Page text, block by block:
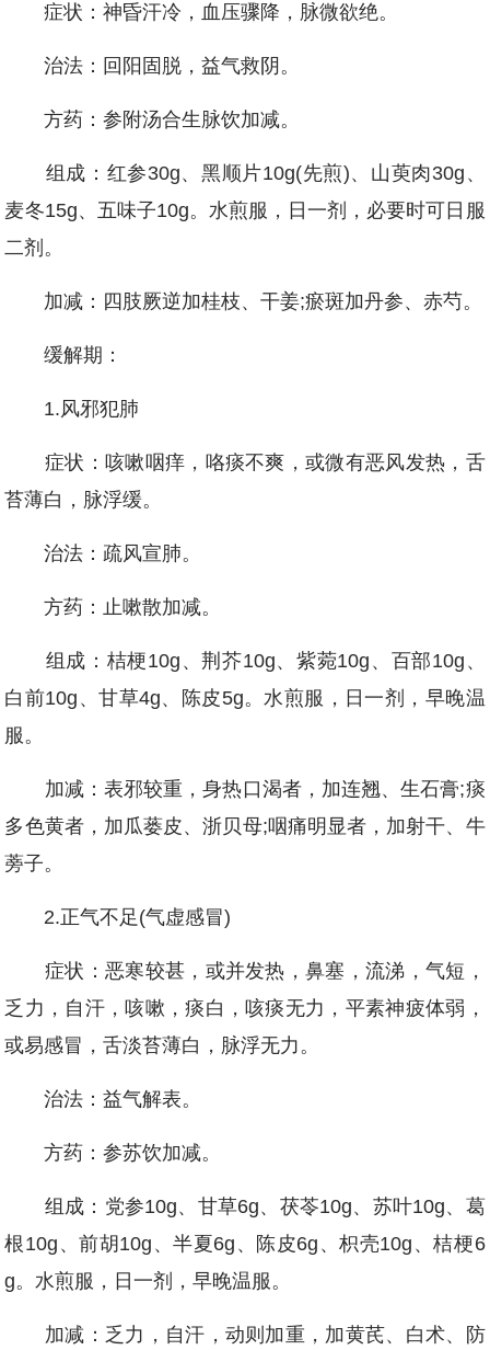
症状：神昏汗冷，血压骤降，脉微欲绝。
治法：回阳固脱，益气救阴。
方药：参附汤合生脉饮加减。
组成：红参30g、黑顺片10g(先煎)、山萸肉30g、
麦冬15g、五味子10g。水煎服，日一剂，必要时可日服
二剂。
加减：四肢厥逆加桂枝、干姜;瘀斑加丹参、赤芍。
缓解期：
1.风邪犯肺
症状：咳嗽咽痒，咯痰不爽，或微有恶风发热，舌
苔薄白，脉浮缓。
治法：疏风宣肺。
方药：止嗽散加减。
组成：桔梗10g、荆芥10g、紫菀10g、百部10g、
白前10g、甘草4g、陈皮5g。水煎服，日一剂，早晚温
服。
加减：表邪较重，身热口渴者，加连翘、生石膏;痰
多色黄者，加瓜蒌皮、浙贝母;咽痛明显者，加射干、牛
蒡子。
2.正气不足(气虚感冒)
症状：恶寒较甚，或并发热，鼻塞，流涕，气短，
乏力，自汗，咳嗽，痰白，咳痰无力，平素神疲体弱，
或易感冒，舌淡苔薄白，脉浮无力。
治法：益气解表。
方药：参苏饮加减。
组成：党参10g、甘草6g、茯苓10g、苏叶10g、葛
根10g、前胡10g、半夏6g、陈皮6g、枳壳10g、桔梗6
g。水煎服，日一剂，早晚温服。
加减：乏力，自汗，动则加重，加黄芪、白术、防